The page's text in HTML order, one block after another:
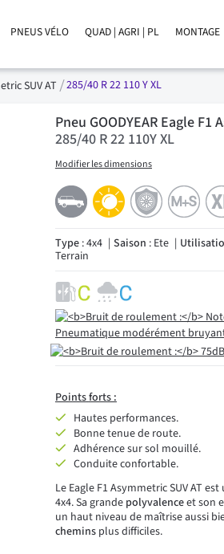
PNEUS VÉLO QUAD | AGRI | PL MONTAGE
SUV AT 285/40 R 22 110 Y XL
Pneu GOODYEAR Eagle F1
285/40 R 22 110Y XL
Modifier les dimensions
Type: 4x4 Saison : Ete
Terrain
Pointsforts :
Hautes performances.
Bonne tenue de route.
Adhérence sur sol mouillé.
Conduite confortable.
Le Eagle F1 Asymmetric SUV AT
4x4. Sa grande polyvalenceet son
un haut niveau de maîtrise aussi
cheminsplus difficiles.